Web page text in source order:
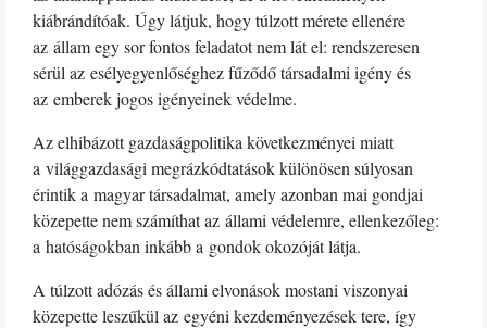
kiábrándítóak. Úgy látjuk, hogy túlzott mérete ellenére
az állam egy sor fontos feladatot nem lát el: rendszeresen
sérül az esélyegyenlőséghez fűződő társadalmi igény és
az emberek jogos igényeinek védelme.
Az elhibázott gazdaságpolitika következményei miatt
a világgazdasági megrázkódtatások különösen súlyosan
érintik a magyar társadalmat, amely azonban mai gondjai
közepette nem számíthat az állami védelemre, ellenkezőleg:
a hatóságokban inkább a gondok okozóját látja.
A túlzott adózás és állami elvonások mostani viszonyai
közepette leszűkül az egyéni kezdeményezések tere, így